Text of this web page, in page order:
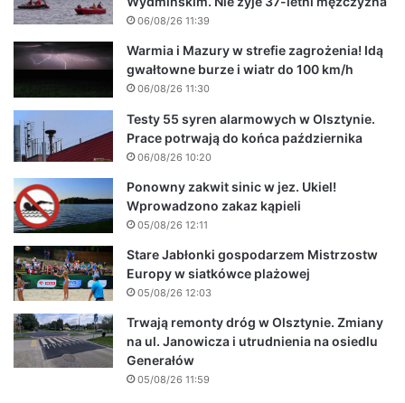
06/08/26 11:39
Warmia i Mazury w strefie zagrożenia! Idą
gwałtowne burze i wiatr do 100 km/h
06/08/26 11:30
Testy 55 syren alarmowych w Olsztynie.
Prace potrwają do końca października
06/08/26 10:20
Ponowny zakwit sinic w jez. Ukiel!
Wprowadzono zakaz kąpieli
05/08/26 12:11
Stare Jabłonki gospodarzem Mistrzostw
Europy w siatkówce plażowej
05/08/26 12:03
Trwają remonty dróg w Olsztynie. Zmiany
na ul. Janowicza i utrudnienia na osiedlu
Generałów
05/08/26 11:59